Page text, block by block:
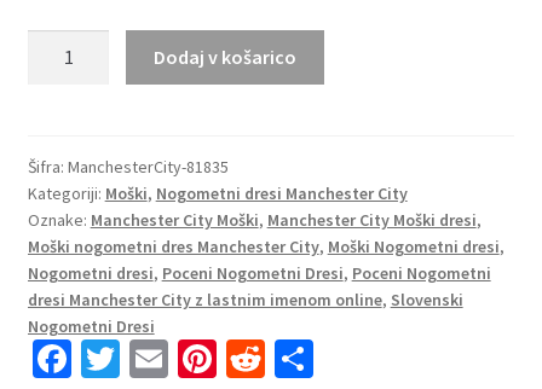
City
Gostujoči
2023
Kratek
Rokav
+
Kratke
hlače
Dodaj v košarico
Šifra: ManchesterCity-81835
Kategoriji: Moški, Nogometni dresi Manchester City
Oznake: Manchester City Moški, Manchester City Moški dresi,
Moški nogometni dres Manchester City, Moški Nogometni dresi,
Nogometni dresi, Poceni Nogometni Dresi, Poceni Nogometni
dresi Manchester City z lastnim imenom online, Slovenski
Nogometni Dresi
Fa T E Pi R S